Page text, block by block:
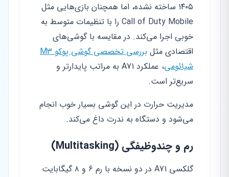
۱۴۰۵ ساخته نشده، اما همچنان بازی‌هایی مثل
Call of Duty Mobile را با تنظیمات متوسط به
خوبی اجرا می‌کند. در مقایسه با گوشی‌های
اقتصادی مثل
بررسی تخصصی گوشی پوکو M3
شیائومی
، عملکرد A71 به مراتب پایدارتر و
سریع‌تر است.
مدیریت حرارت در این گوشی بسیار خوب انجام
می‌شود و دستگاه به ندرت داغ می‌کند.
رم و چندوظیفگی (Multitasking)
گلکسی A71 در دو نسخه با رم ۶ و ۸ گیگابایت